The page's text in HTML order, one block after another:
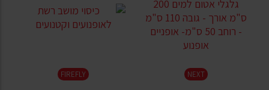
NEXT
FIREFLY